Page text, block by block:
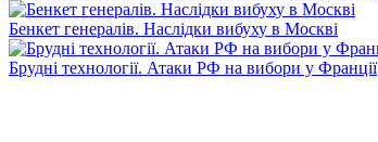
Бенкет генералів. Наслідки вибуху в Москві
Брудні технології. Атаки РФ на вибори у Франції